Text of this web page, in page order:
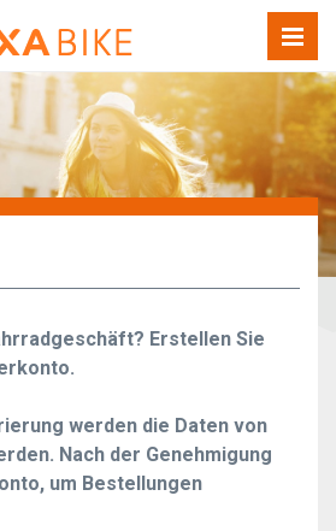
Erstellen Sie
werden die Daten von
Nach der Genehmigung
um Bestellungen